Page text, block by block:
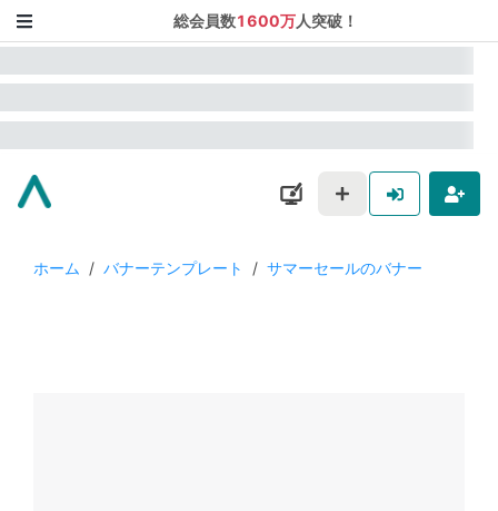
総会員数1600万人突破！
ホーム / バナーテンプレート / サマーセールのバナー